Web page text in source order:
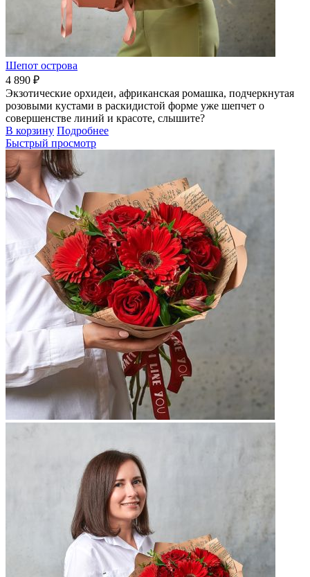
Шепот острова
4 890 ₽
Экзотические орхидеи, африканская ромашка, подчеркнутая
розовыми кустами в раскидистой форме уже шепчет о
совершенстве линий и красоте, слышите?
В корзину Подробнее
Быстрый просмотр